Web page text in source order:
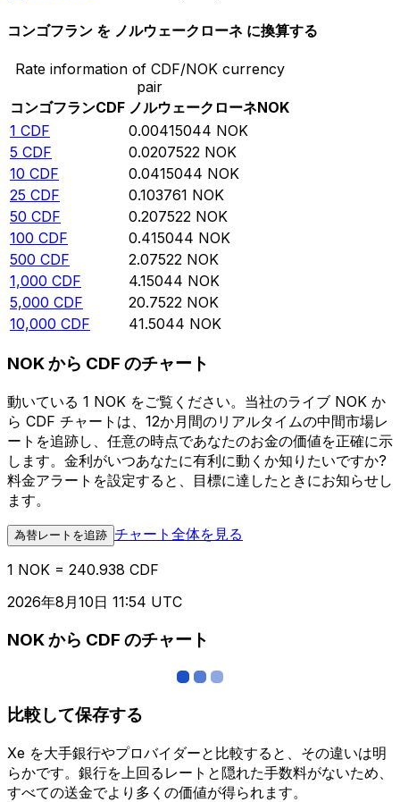
コンゴフラン を ノルウェークローネ に換算する
Rate information of CDF/NOK currency
pair
コンゴフランCDF ノルウェークローネNOK
1 CDF 0.00415044 NOK
5 CDF 0.0207522 NOK
10 CDF 0.0415044 NOK
25 CDF 0.103761 NOK
50 CDF 0.207522 NOK
100 CDF 0.415044 NOK
500 CDF 2.07522 NOK
1,000 CDF 4.15044 NOK
5,000 CDF 20.7522 NOK
10,000 CDF 41.5044 NOK
NOK から CDF のチャート
動いている 1 NOK をご覧ください。当社のライブ NOK か
ら CDF チャートは、12か月間のリアルタイムの中間市場レ
ートを追跡し、任意の時点であなたのお金の価値を正確に示
します。金利がいつあなたに有利に動くか知りたいですか?
料金アラートを設定すると、目標に達したときにお知らせし
ます。
為替レートを追跡 チャート全体を見る
1 NOK = 240.938 CDF
2026年8月10日 11:54 UTC
NOK から CDF のチャート
比較して保存する
Xe を大手銀行やプロバイダーと比較すると、その違いは明
らかです。銀行を上回るレートと隠れた手数料がないため、
すべての送金でより多くの価値が得られます。